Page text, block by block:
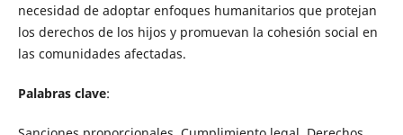
necesidad de adoptar enfoques humanitarios que protejan
los derechos de los hijos y promuevan la cohesión social en
las comunidades afectadas.
Palabras clave: